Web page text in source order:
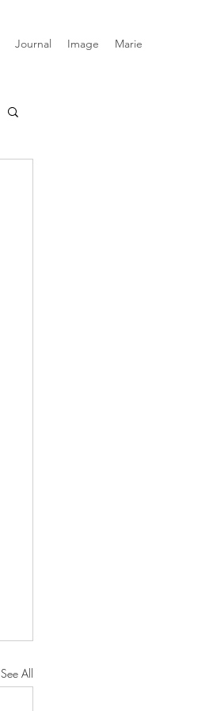
Journal Image Marie
See All